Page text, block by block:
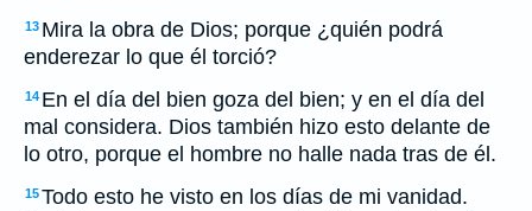
13 Mira la obra de Dios; porque ¿quién podrá
enderezar lo que él torció?
14 En el día del bien goza del bien; y en el día del
mal considera. Dios también hizo esto delante de
lo otro, porque el hombre no halle nada tras de él.
15Todo esto he visto en los días de mi vanidad.